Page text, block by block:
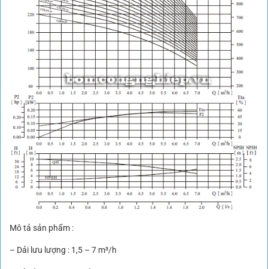
Mô tả sản phẩm :
– Dải lưu lượng : 1,5 – 7 m³/h